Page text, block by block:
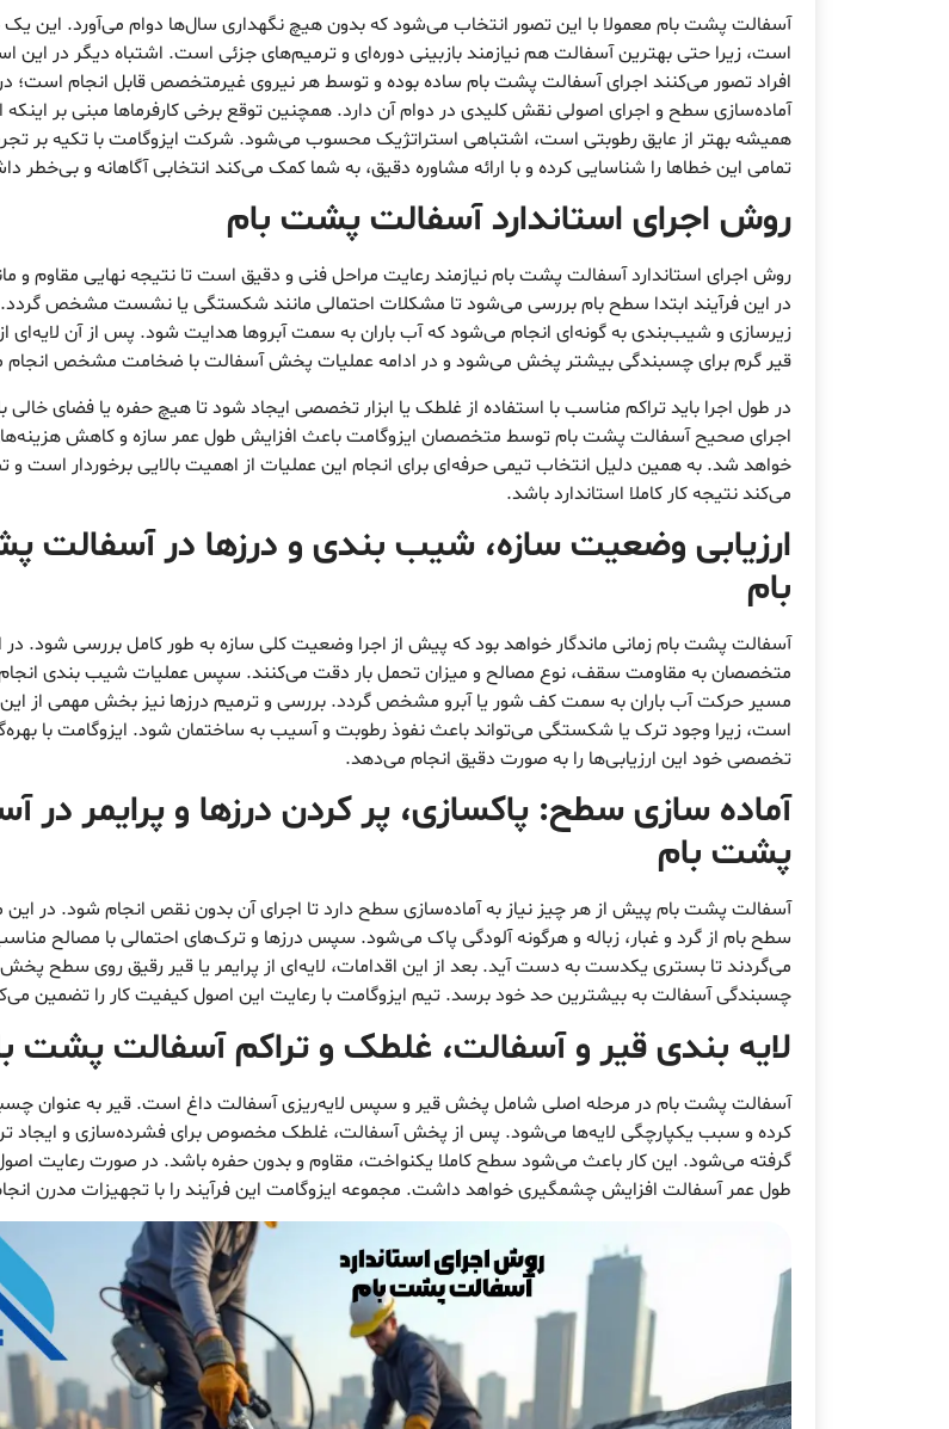
آسفالت پشت بام معمولا با این تصور انتخاب می‌شود که بدون هیچ نگهداری سال‌ها دوام می‌آورد. این یک
است، زیرا حتی بهترین آسفالت هم نیازمند بازبینی دوره‌ای و ترمیم‌های جزئی است. اشتباه دیگر در این
افراد تصور می‌کنند اجرای آسفالت پشت بام ساده بوده و توسط هر نیروی غیرمتخصص قابل انجام است؛
آماده‌سازی سطح و اجرای اصولی نقش کلیدی در دوام آن دارد. همچنین توقع برخی کارفرماها مبنی بر
همیشه بهتر از عایق رطوبتی است، اشتباهی استراتژیک محسوب می‌شود. شرکت ایزوگامت با تکیه بر
تمامی این خطاها را شناسایی کرده و با ارائه مشاوره دقیق، به شما کمک می‌کند انتخابی آگاهانه و بی‌خطر
روش اجرای استاندارد آسفالت پشت بام
روش اجرای استاندارد آسفالت پشت بام نیازمند رعایت مراحل فنی و دقیق است تا نتیجه نهایی مقاوم و
در این فرآیند ابتدا سطح بام بررسی می‌شود تا مشکلات احتمالی مانند شکستگی یا نشست مشخص
زیرسازی و شیب‌بندی به گونه‌ای انجام می‌شود که آب باران به سمت آبروها هدایت شود. پس از آن لایه‌ای از
قیر گرم برای چسبندگی بیشتر پخش می‌شود و در ادامه عملیات پخش آسفالت با ضخامت مشخص انجام
در طول اجرا باید تراکم مناسب با استفاده از غلطک یا ابزار تخصصی ایجاد شود تا هیچ حفره یا فضای خالی
اجرای صحیح آسفالت پشت بام توسط متخصصان ایزوگامت باعث افزایش طول عمر سازه و کاهش
خواهد شد. به همین دلیل انتخاب تیمی حرفه‌ای برای انجام این عملیات از اهمیت بالایی برخوردار است و
می‌کند نتیجه کار کاملا استاندارد باشد.
ارزیابی وضعیت سازه، شیب بندی و درزها در آسفالت
بام
آسفالت پشت بام زمانی ماندگار خواهد بود که پیش از اجرا وضعیت کلی سازه به طور کامل بررسی شود. در
متخصصان به مقاومت سقف، نوع مصالح و میزان تحمل بار دقت می‌کنند. سپس عملیات شیب بندی
مسیر حرکت آب باران به سمت کف شور یا آبرو مشخص گردد. بررسی و ترمیم درزها نیز بخش مهمی از این
است، زیرا وجود ترک یا شکستگی می‌تواند باعث نفوذ رطوبت و آسیب به ساختمان شود. ایزوگامت با
تخصصی خود این ارزیابی‌ها را به صورت دقیق انجام می‌دهد.
آماده سازی سطح: پاکسازی، پر کردن درزها و پرایمر در
پشت بام
آسفالت پشت بام پیش از هر چیز نیاز به آماده‌سازی سطح دارد تا اجرای آن بدون نقص انجام شود. در این
سطح بام از گرد و غبار، زباله و هرگونه آلودگی پاک می‌شود. سپس درزها و ترک‌های احتمالی با مصالح
می‌گردند تا بستری یکدست به دست آید. بعد از این اقدامات، لایه‌ای از پرایمر یا قیر رقیق روی سطح
چسبندگی آسفالت به بیشترین حد خود برسد. تیم ایزوگامت با رعایت این اصول کیفیت کار را تضمین
لایه بندی قیر و آسفالت، غلطک و تراکم آسفالت پشت
آسفالت پشت بام در مرحله اصلی شامل پخش قیر و سپس لایه‌ریزی آسفالت داغ است. قیر به عنوان
کرده و سبب یکپارچگی لایه‌ها می‌شود. پس از پخش آسفالت، غلطک مخصوص برای فشرده‌سازی و ایجاد
گرفته می‌شود. این کار باعث می‌شود سطح کاملا یکنواخت، مقاوم و بدون حفره باشد. در صورت رعایت
طول عمر آسفالت افزایش چشمگیری خواهد داشت. مجموعه ایزوگامت این فرآیند را با تجهیزات مدرن